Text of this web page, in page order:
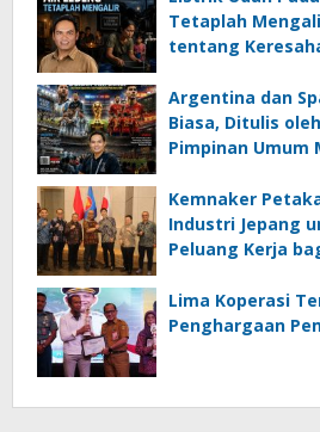
Tetaplah
tentang
Ancaman
Rifai, SH
Argentina dan
Biasa, Ditulis
Pimpinan Umum
Kemnaker
Industri Jepang
Peluang Kerja
Lima Koperasi
Penghargaan